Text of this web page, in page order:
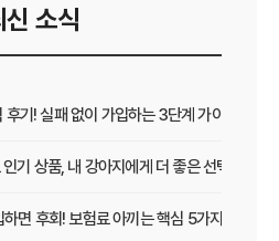
신 소식
기! 실패 없이 가입하는 3단계 가이드
기 상품, 내 강아지에게 더 좋은 선택은?
하면 후회! 보험료 아끼는 핵심 5가지